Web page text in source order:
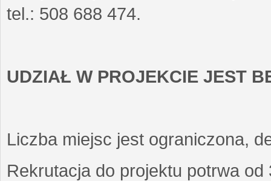
tel.: 508 688 474.
UDZIAŁ W PROJEKCIE JEST
Liczba miejsc jest ograniczona,
Rekrutacja do projektu potrwa